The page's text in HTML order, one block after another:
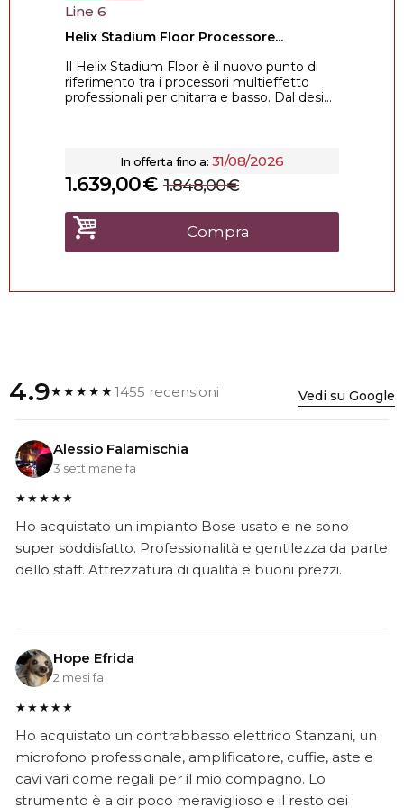
Line 6
Helix Stadium Floor Processore...
Il Helix Stadium Floor è il nuovo punto di
riferimento tra i processori multieffetto
professionali per chitarra e basso. Dal desi...
In offerta fino a: 31/08/2026
€
1.639,00 €
1.848,00
Compra
4.9★★★★★1455 recensioni Vedi su Google
Alessio Falamischia
3 settimane fa
★★★★★
Ho acquistato un impianto Bose usato e ne sono
super soddisfatto. Professionalità e gentilezza da parte
dello staff. Attrezzatura di qualità e buoni prezzi.
Hope Efrida
2 mesi fa
★★★★★
Ho acquistato un contrabbasso elettrico Stanzani, un
microfono professionale, amplificatore, cuffie, aste e
cavi vari come regali per il mio compagno. Lo
strumento è a dir poco meraviglioso e il resto dei